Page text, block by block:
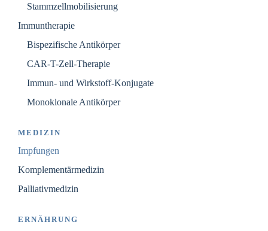
Stammzellmobilisierung
Immuntherapie
Bispezifische Antikörper
CAR-T-Zell-Therapie
Immun- und Wirkstoff-Konjugate
Monoklonale Antikörper
MEDIZIN
Impfungen
Komplementärmedizin
Palliativmedizin
ERNÄHRUNG